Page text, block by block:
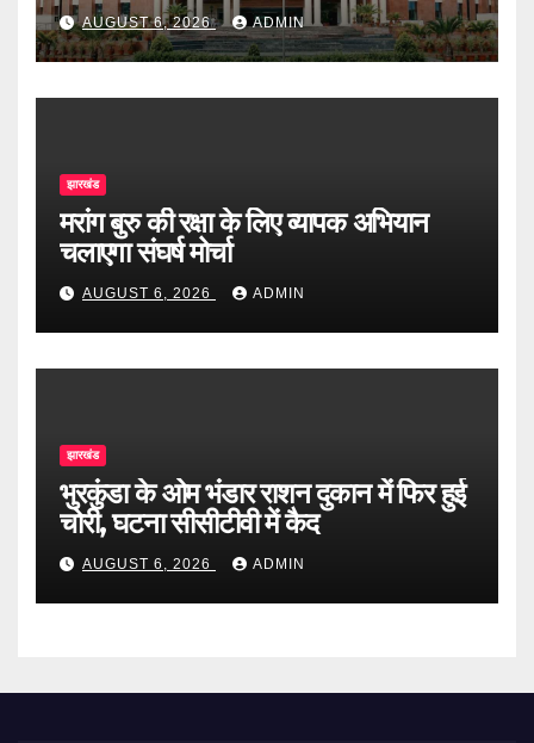
AUGUST 6, 2026 ADMIN
झारखंड
मरांग बुरु की रक्षा के लिए व्यापक अभियान
चलाएगा संघर्ष मोर्चा
AUGUST 6, 2026 ADMIN
झारखंड
भुरकुंडा के ओम भंडार राशन दुकान में फिर हुई
चोरी, घटना सीसीटीवी में कैद
AUGUST 6, 2026 ADMIN